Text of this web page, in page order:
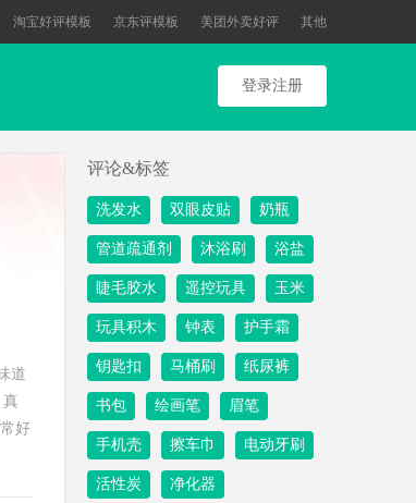
淘宝好评模板 京东评模板 美团外卖好评 其他
登录注册
道
真
好
评论&标签
洗发水 双眼皮贴 奶瓶
管道疏通剂 沐浴刷 浴盐
睫毛胶水 遥控玩具 玉米
玩具积木 钟表 护手霜
钥匙扣 马桶刷 纸尿裤
书包 绘画笔 眉笔
手机壳 擦车巾 电动牙刷
活性炭 净化器